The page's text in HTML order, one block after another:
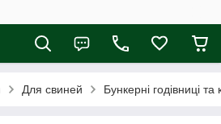
Для свиней Бункерні годівниці